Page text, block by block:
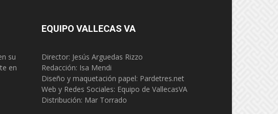
su
en
EQUIPO VALLECAS VA
Director: Jesús Arguedas Rizzo
Redacción: Isa Mendi
Diseño y maquetación papel: Pardetres.net
Web y Redes Sociales: Equipo de VallecasVA
Distribución: Mar Torrado